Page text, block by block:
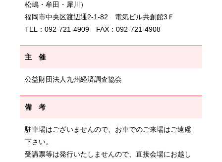
松嶋・牟田・犀川）
福岡市中央区渡辺通2-1-82 電気ビル共創館3Ｆ
TEL：092-721-4909 FAX：092-721-4908
主 催
公益財団法人九州経済調査協会
備 考
駐車場はございませんので、お車でのご来場はご遠慮
下さい。
受講票等は発行いたしませんので、直接会場にお越し